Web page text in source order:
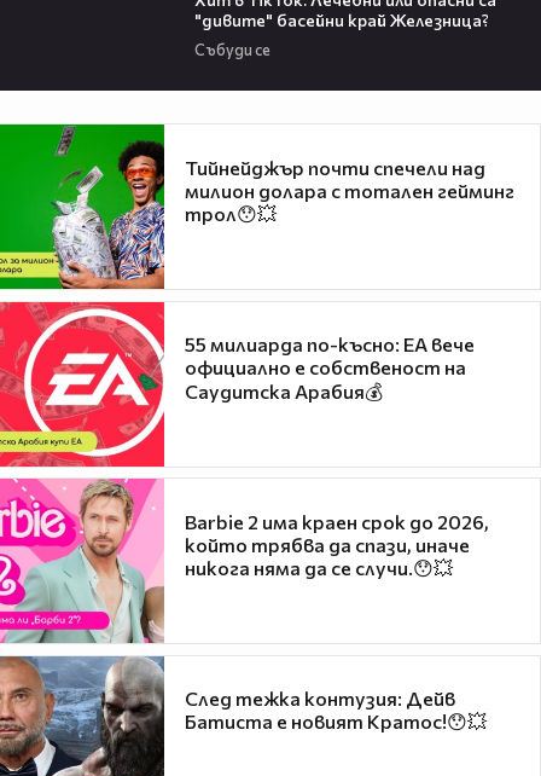
"дивите" басейни край Железница?
Събуди се
Тийнейджър почти спечели над
милион долара с тотален гейминг
трол😯💥
55 милиарда по-късно: EA вече
официално е собственост на
Саудитска Арабия💰
Barbie 2 има краен срок до 2026,
който трябва да спази, иначе
никога няма да се случи.😯💥
След тежка контузия: Дейв
Батиста е новият Кратос!😯💥